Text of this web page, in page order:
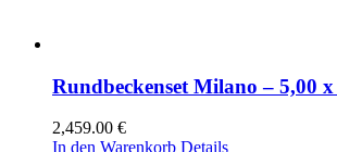
Rundbeckenset Milano – 5,00
2,459.00 €
In den Warenkorb Details